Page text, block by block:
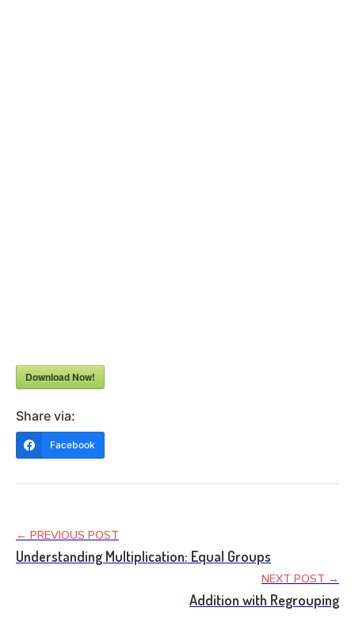
Download Now!
Share via:
Facebook
← PREVIOUS POST
Understanding Multiplication: Equal Groups
NEXT POST →
Addition with Regrouping